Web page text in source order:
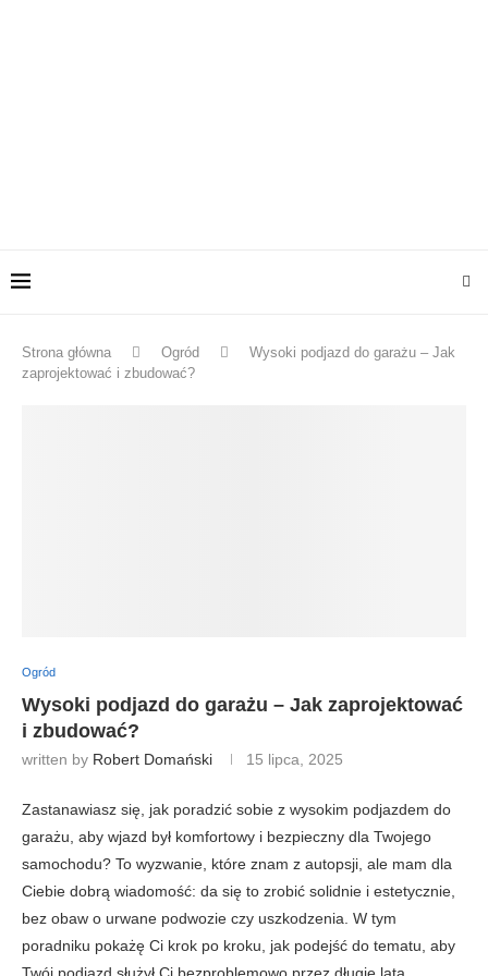
Strona główna Ogród
Wysoki podjazd do garażu – Jak
zaprojektować i zbudować?
Ogród
Wysoki podjazd do garażu – Jak zaprojektować
i zbudować?
written by Robert Domański 15 lipca, 2025
Zastanawiasz się, jak poradzić sobie z wysokim podjazdem do
garażu, aby wjazd był komfortowy i bezpieczny dla Twojego
samochodu? To wyzwanie, które znam z autopsji, ale mam dla
Ciebie dobrą wiadomość: da się to zrobić solidnie i estetycznie,
bez obaw o urwane podwozie czy uszkodzenia. W tym
poradniku pokażę Ci krok po kroku, jak podejść do tematu, aby